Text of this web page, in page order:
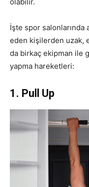
İşte spor salonlarında
eden kişilerden uzak,
da birkaç ekipman ile
yapma hareketleri:
1. Pull Up